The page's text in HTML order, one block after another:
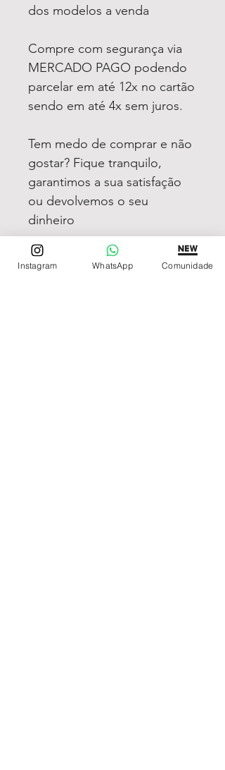
dos modelos a venda
Compre com segurança via
MERCADO PAGO podendo
parcelar em até 12x no cartão
sendo em até 4x sem juros.
Tem medo de comprar e não
gostar? Fique tranquilo,
garantimos a sua satisfação
ou devolvemos o seu
dinheiro
Instagram WhatsApp Comunidade